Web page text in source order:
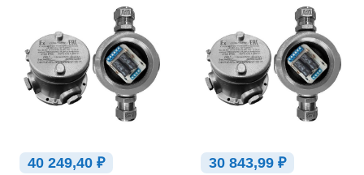
40 249,40 ₽ 30 843,99 ₽